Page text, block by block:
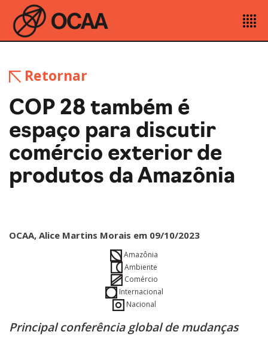
Retornar
COP 28 também é
espaço para discutir
comércio exterior de
produtos da Amazônia
OCAA, Alice Martins Morais em 09/10/2023
Amazônia
Ambiente
Comércio
Internacional
Nacional
Principal conferência global de mudanças